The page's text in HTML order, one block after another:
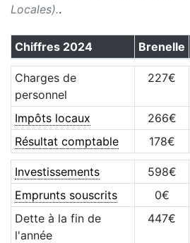
Locales)..
Chiffres 2024 Brenelle
Charges de
personnel
227€
Impôts locaux 266€
Résultat comptable
178€
Investissements 598€
Emprunts souscrits
0€
Dette à la fin de
l'année
447€